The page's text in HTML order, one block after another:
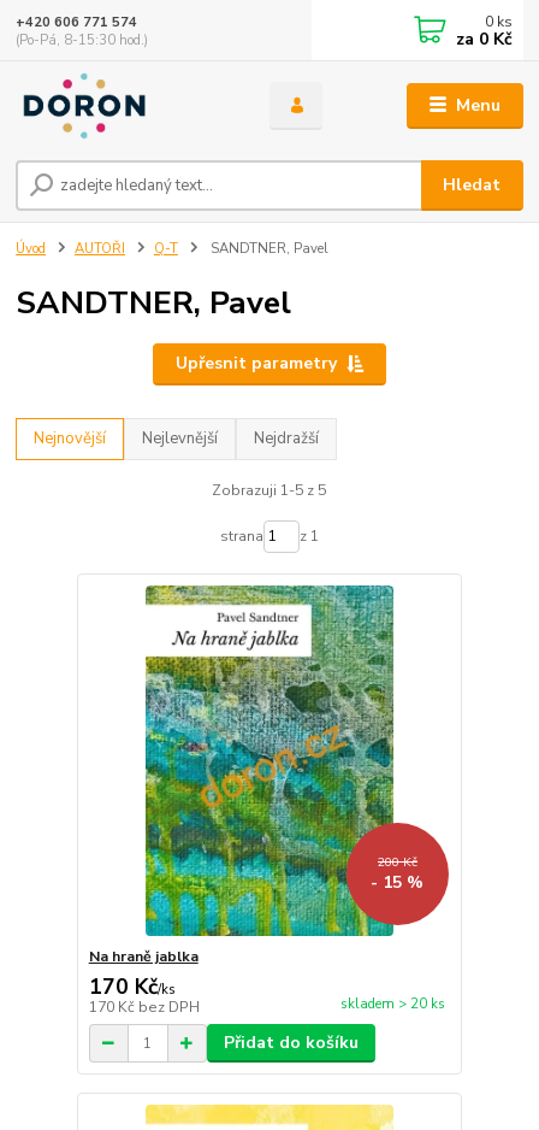
Menu
Hledat
+420 606 771 574
(Po-Pá, 8-15:30 hod.)
0 ks
za 0 Kč
Úvod AUTOŘI Q-T SANDTNER, Pavel
SANDTNER, Pavel
Upřesnit parametry
Nejnovější Nejlevnější Nejdražší
Zobrazuji 1-5 z 5
strana z 1
200 Kč
- 15 %
Na hraně jablka
170 Kč/ks
170 Kč bez DPH skladem > 20 ks
Přidat do košíku